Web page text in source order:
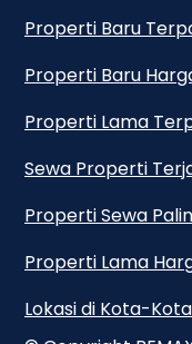
Properti Baru
Properti Baru
Properti Lama
Sewa Properti
Properti Sewa
Properti Lama
Lokasi di Kota-